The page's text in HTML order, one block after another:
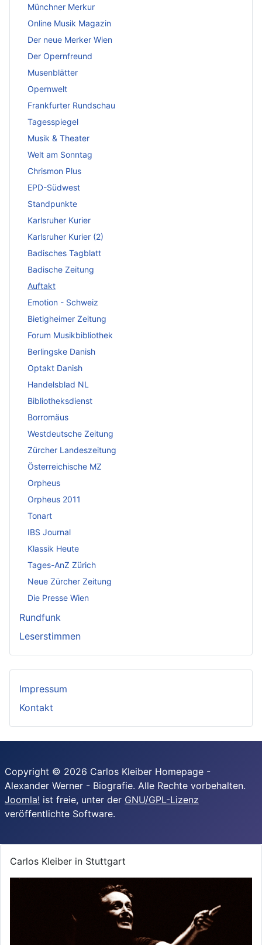
Münchner Merkur
Online Musik Magazin
Der neue Merker Wien
Der Opernfreund
Musenblätter
Opernwelt
Frankfurter Rundschau
Tagesspiegel
Musik & Theater
Welt am Sonntag
Chrismon Plus
EPD-Südwest
Standpunkte
Karlsruher Kurier
Karlsruher Kurier (2)
Badisches Tagblatt
Badische Zeitung
Auftakt
Emotion - Schweiz
Bietigheimer Zeitung
Forum Musikbibliothek
Berlingske Danish
Optakt Danish
Handelsblad NL
Bibliotheksdienst
Borromäus
Westdeutsche Zeitung
Zürcher Landeszeitung
Österreichische MZ
Orpheus
Orpheus 2011
Tonart
IBS Journal
Klassik Heute
Tages-AnZ Zürich
Neue Zürcher Zeitung
Die Presse Wien
Rundfunk
Leserstimmen
Impressum
Kontakt
Copyright © 2026 Carlos Kleiber Homepage -
Alexander Werner - Biografie. Alle Rechte vorbehalten.
Joomla! ist freie, unter der GNU/GPL-Lizenz
veröffentlichte Software.
Carlos Kleiber in Stuttgart